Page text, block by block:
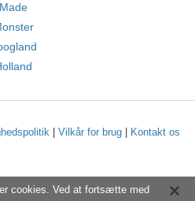
Made
| Vilkår for brug| Kontakt os
cookies. Ved at fortsætte med